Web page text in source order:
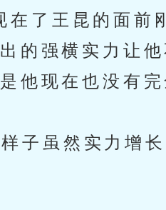
了王昆的面前
的强横实力让
他现在也没有
虽然实力增长